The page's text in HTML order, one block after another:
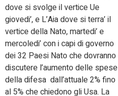
dove si svolge il vertice Ue
giovedi’, e L’Aia dove si terra’ il
vertice della Nato, martedi’ e
mercoledi’ con i capi di governo
dei 32 Paesi Nato che dovranno
discutere l’aumento delle spese
della difesa dall’attuale 2% fino
al 5% che chiedono gli Usa. La